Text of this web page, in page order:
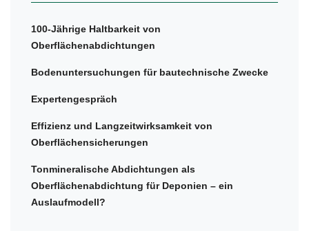
100-Jährige Haltbarkeit von
Oberflächenabdichtungen
Bodenuntersuchungen für bautechnische Zwecke
Expertengespräch
Effizienz und Langzeitwirksamkeit von
Oberflächensicherungen
Tonmineralische Abdichtungen als
Oberflächenabdichtung für Deponien – ein
Auslaufmodell?